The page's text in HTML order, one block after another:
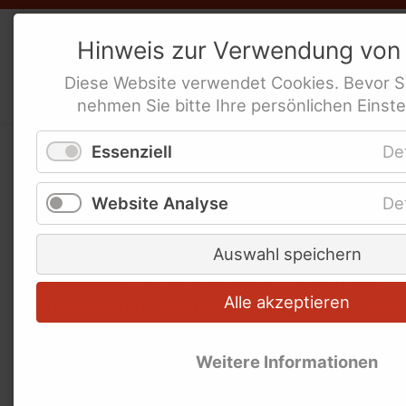
Weibernetze.V.
Politische Interes­sen­ver­tre­tung
behinderte Frauen
Themenübersicht
Als bundesweite politische Interessenvertretung
behinderter Frauen nimmt das Weibernetz
Stellung zu den verschiedensten Themen aus
der Behinderten- und Frauenpolitik. Hier finden
Hinweis zur Verwendung von
Diese Website verwendet Cookies. Bevor
nehmen Sie bitte Ihre persönlichen
Essenziell
Website Analyse
Auswahl speichern
Alle akzeptieren
Weitere Informationen